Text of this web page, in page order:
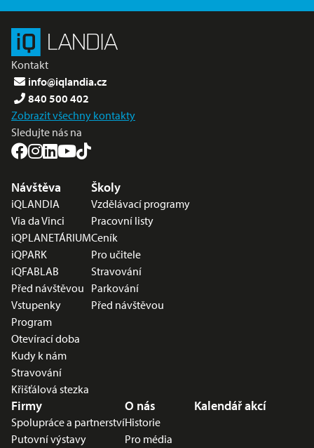
Kontakt
info@iqlandia.cz
840 500 402
Zobrazit všechny kontakty
Sledujte nás na
Nabídka v zápatí
Návštěva
iQLANDIA
Via da Vinci
iQPLANETÁRIUM
iQPARK
iQFABLAB
Před návštěvou
Vstupenky
Program
Otevírací doba
Kudy k nám
Stravování
Křišťálová stezka
Školy
Vzdělávací programy
Pracovní listy
Ceník
Pro učitele
Stravování
Parkování
Před návštěvou
Firmy
Spolupráce a partnerství
Putovní výstavy
O nás
Historie
Pro média
Kalendář akcí